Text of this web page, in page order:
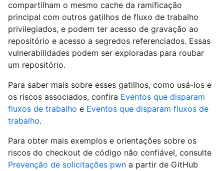
compartilham o mesmo cache da ramificação
principal com outros gatilhos de fluxo de trabalho
privilegiados, e podem ter acesso de gravação ao
repositório e acesso a segredos referenciados. Essas
vulnerabilidades podem ser exploradas para roubar
um repositório.
Para saber mais sobre esses gatilhos, como usá-los e
os riscos associados, confira Eventos que disparam
fluxos de trabalho e Eventos que disparam fluxos de
trabalho.
Para obter mais exemplos e orientações sobre os
riscos do checkout de código não confiável, consulte
Prevenção de solicitações pwn a partir de GitHub